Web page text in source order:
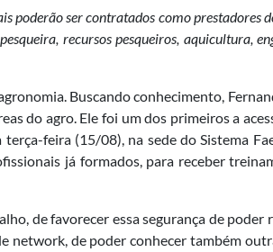
poderão ser contratados como prestadores
recursos pesqueiros, aquicultura,
Buscando conhecimento,
do agro. Ele foi um dos primeiros a
feira (15/08), na sede do Sistema
já formados, para receber
de favorecer essa segurança de poder
network, de poder conhecer também